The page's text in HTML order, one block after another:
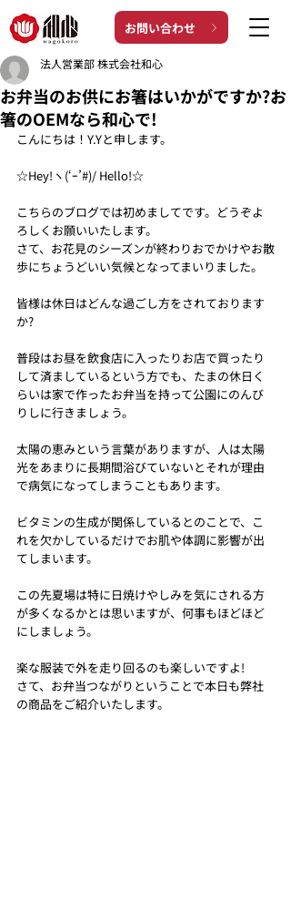
お問い合わせ
お弁当のお供にお箸はいかがですか?お
箸のOEMなら和心で!
法人営業部 株式会社和心
こんにちは！Y.Yと申します。
☆Hey!ヽ(‘ｰ’#)/ Hello!☆
こちらのブログでは初めましてです。どうぞよ
ろしくお願いいたします。
さて、お花見のシーズンが終わりおでかけやお散
歩にちょうどいい気候となってまいりました。
皆様は休日はどんな過ごし方をされております
か?
普段はお昼を飲食店に入ったりお店で買ったり
して済ましているという方でも、たまの休日く
らいは家で作ったお弁当を持って公園にのんび
りしに行きましょう。
太陽の恵みという言葉がありますが、人は太陽
光をあまりに長期間浴びていないとそれが理由
で病気になってしまうこともあります。
ビタミンの生成が関係しているとのことで、こ
れを欠かしているだけでお肌や体調に影響が出
てしまいます。
この先夏場は特に日焼けやしみを気にされる方
が多くなるかとは思いますが、何事もほどほど
にしましょう。
楽な服装で外を走り回るのも楽しいですよ!
さて、お弁当つながりということで本日も弊社
の商品をご紹介いたします。